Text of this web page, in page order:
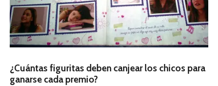
¿Cuántas figuritas deben canjear los chicos para
ganarse cada premio?